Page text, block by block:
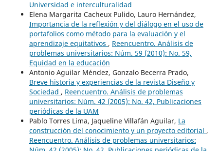
Universidad e interculturalidad
Elena Margarita Cacheux Pulido, Lauro Hernández,
Importancia de la reflexión y del diálogo en el uso de
portafolios como método para la evaluación y el
aprendizaje equitativos , Reencuentro. Análisis de
problemas universitarios: Núm. 59 (2010): No. 59,
Equidad en la educación
Antonio Aguilar Méndez, Gonzalo Becerra Prado,
Breve historia y experiencias de la revista Diseño y
Sociedad , Reencuentro. Análisis de problemas
universitarios: Núm. 42 (2005): No. 42, Publicaciones
periódicas de la UAM
Pablo Torres Lima, Jaqueline Villafán Aguilar, La
construcción del conocimiento y un proyecto editorial ,
Reencuentro. Análisis de problemas universitarios: